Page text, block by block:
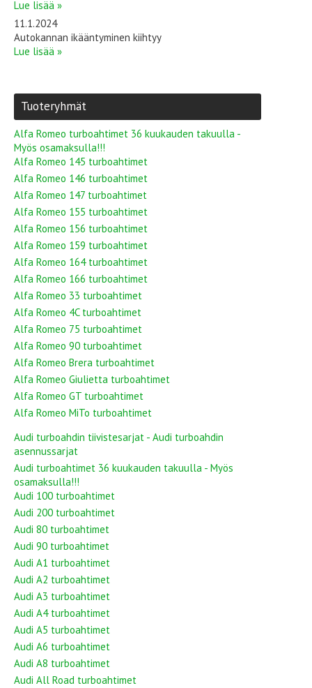
Lue lisää »
11.1.2024
Autokannan ikääntyminen kiihtyy
Lue lisää »
Tuoteryhmät
Alfa Romeo turboahtimet 36 kuukauden takuulla -
Myös osamaksulla!!!
Alfa Romeo 145 turboahtimet
Alfa Romeo 146 turboahtimet
Alfa Romeo 147 turboahtimet
Alfa Romeo 155 turboahtimet
Alfa Romeo 156 turboahtimet
Alfa Romeo 159 turboahtimet
Alfa Romeo 164 turboahtimet
Alfa Romeo 166 turboahtimet
Alfa Romeo 33 turboahtimet
Alfa Romeo 4C turboahtimet
Alfa Romeo 75 turboahtimet
Alfa Romeo 90 turboahtimet
Alfa Romeo Brera turboahtimet
Alfa Romeo Giulietta turboahtimet
Alfa Romeo GT turboahtimet
Alfa Romeo MiTo turboahtimet
Audi turboahdin tiivistesarjat - Audi turboahdin
asennussarjat
Audi turboahtimet 36 kuukauden takuulla - Myös
osamaksulla!!!
Audi 100 turboahtimet
Audi 200 turboahtimet
Audi 80 turboahtimet
Audi 90 turboahtimet
Audi A1 turboahtimet
Audi A2 turboahtimet
Audi A3 turboahtimet
Audi A4 turboahtimet
Audi A5 turboahtimet
Audi A6 turboahtimet
Audi A8 turboahtimet
Audi All Road turboahtimet